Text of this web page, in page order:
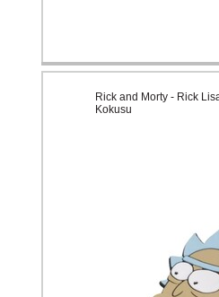
Rick and Morty - Rick
Kokusu